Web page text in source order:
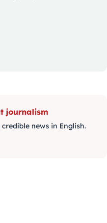
journalism
news in English.